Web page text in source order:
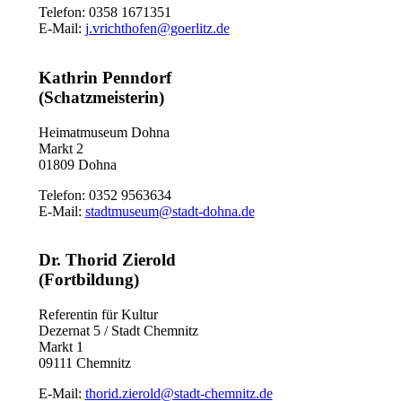
Telefon: 0358 1671351
E-Mail: j.vrichthofen@goerlitz.de
Kathrin Penndorf
(Schatzmeisterin)
Heimatmuseum Dohna
Markt 2
01809 Dohna
Telefon: 0352 9563634
E-Mail: stadtmuseum@stadt-dohna.de
Dr. Thorid Zierold
(Fortbildung)
Referentin für Kultur
Dezernat 5 / Stadt Chemnitz
Markt 1
09111 Chemnitz
E-Mail: thorid.zierold@stadt-chemnitz.de